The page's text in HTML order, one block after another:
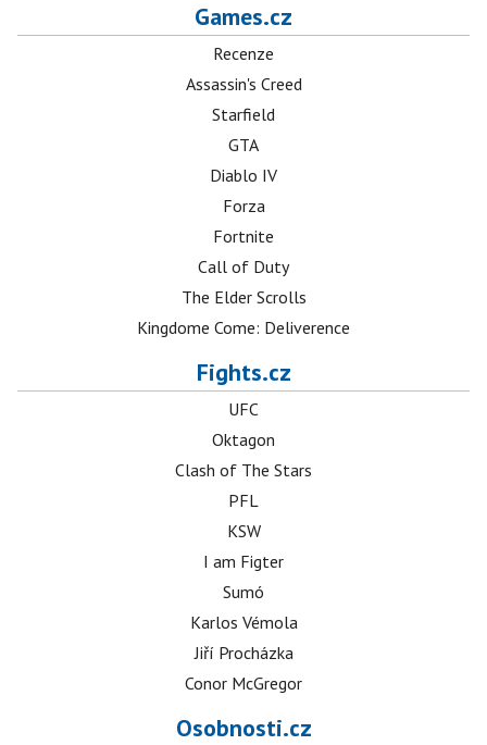
Games.cz
Recenze
Assassin's Creed
Starfield
GTA
Diablo IV
Forza
Fortnite
Call of Duty
The Elder Scrolls
Kingdome Come: Deliverence
Fights.cz
UFC
Oktagon
Clash of The Stars
PFL
KSW
I am Figter
Sumó
Karlos Vémola
Jiří Procházka
Conor McGregor
Osobnosti.cz